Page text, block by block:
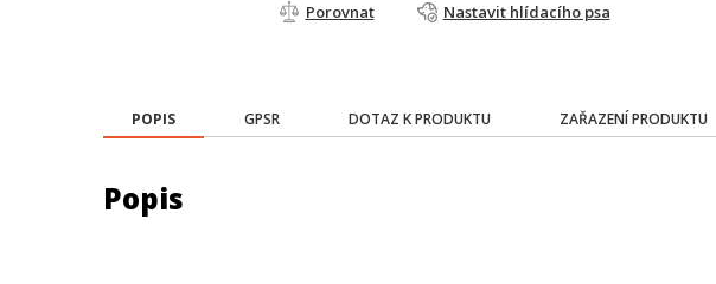
Porovnat Nastavit hlídacího psa
POPIS GPSR DOTAZ K PRODUKTU ZAŘAZENÍ PRODUKTU
Popis